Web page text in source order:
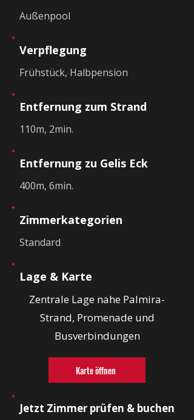
Außenpool
Verpflegung
Frühstück, Halbpension
Entfernung zum Strand
110m, 2min.
Entfernung zu Gelis Eck
400m, 6min.
Zimmerkategorien
Standard
Lage & Karte
Zentrale Lage nahe Palmira-
Strand, Promenade und
Busverbindungen
Karte öffnen
Jetzt Zimmer prüfen & buchen